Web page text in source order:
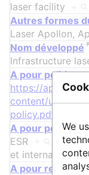
laser facility
Autres formes
Laser Apollon,
Nom développé ᵖ
Infrastructure
A pour politique
https://
content/
policy.pdf
A pour
ESR
et international
A pour relation
We